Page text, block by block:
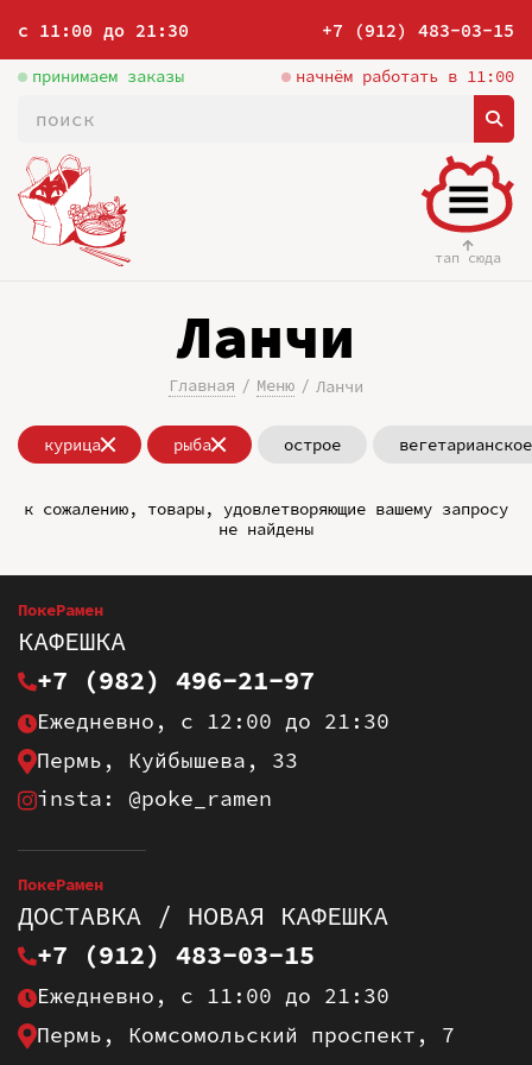
с 11:00 до 21:30 +7 (912) 483-03-15
принимаем заказы начнём работать в 11:00
тап сюда
Ланчи
Главная Меню Ланчи
курица рыба острое вегетарианское
к сожалению, товары, удовлетворяющие вашему запросу
не найдены
ПокеРамен
КАФЕШКА
+7 (982) 496-21-97
Ежедневно, с 12:00 до 21:30
Пермь, Куйбышева, 33
insta: @poke_ramen
ПокеРамен
ДОСТАВКА / НОВАЯ КАФЕШКА
+7 (912) 483-03-15
Ежедневно, с 11:00 до 21:30
Пермь, Комсомольский проспект, 7